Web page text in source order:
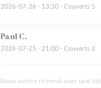
2026-07-26 - 13:30 - Couverts 5
PaulC
2026-07-25 - 21:00 - Couverts 2
Nous avions réservé avec une